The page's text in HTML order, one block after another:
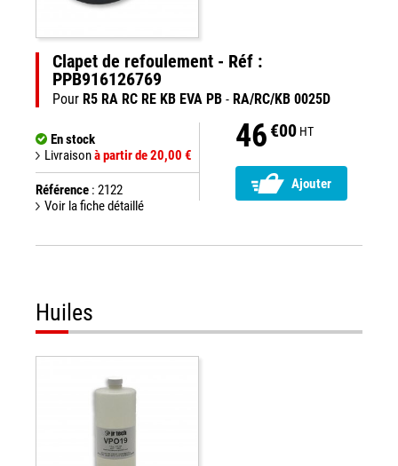
Clapet de refoulement - Réf :
PPB916126769
Pour R5 RA RC RE KB EVA PB - RA/RC/KB 0025D
En stock
Livraisonà partir de 20,00 €
Référence : 2122
Voir la fiche détaillé
46 €00 HT
Ajouter
Huiles